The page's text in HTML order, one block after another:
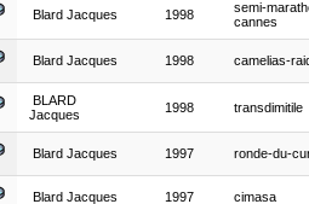
Blard Jacques 1998
semi-
cannes
Blard Jacques 1998 camelias-
BLARD
Jacques
1998 transdimitile
Blard Jacques 1997 ronde-du-
Blard Jacques 1997 cimasa